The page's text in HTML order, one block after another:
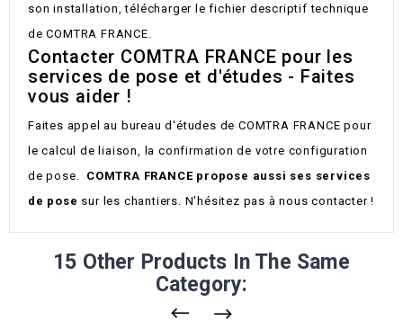
son installation, télécharger le fichier descriptif technique
de COMTRA FRANCE.
Contacter COMTRA FRANCE pour les
services de pose et d'études - Faites
vous aider !
Faites appel au bureau d'études de COMTRA FRANCE pour
le calcul de liaison, la confirmation de votre configuration
de pose. COMTRA FRANCE propose aussi ses services
de pose sur les chantiers. N'hésitez pas à nous contacter !
15 Other Products In The Same
Category: